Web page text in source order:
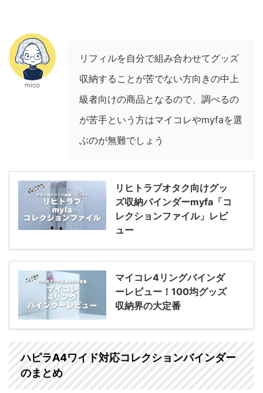
mico
リフィルを自分で組み合わせてグッズ
収納することが苦でない方向きの中上
級者向けの商品となるので、調べるの
が苦手という方はマイコレやmyfaを選
ぶのが無難でしょう
リヒトラブオタク向けグッ
ズ収納バインダーmyfa「コ
レクションファイル」レビ
ュー
マイコレ4リングバインダ
ーレビュー！100均グッズ
収納界の大定番
ハピラA4ワイド対応コレクションバインダー
のまとめ